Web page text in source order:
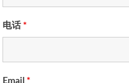
电话 *
Email *